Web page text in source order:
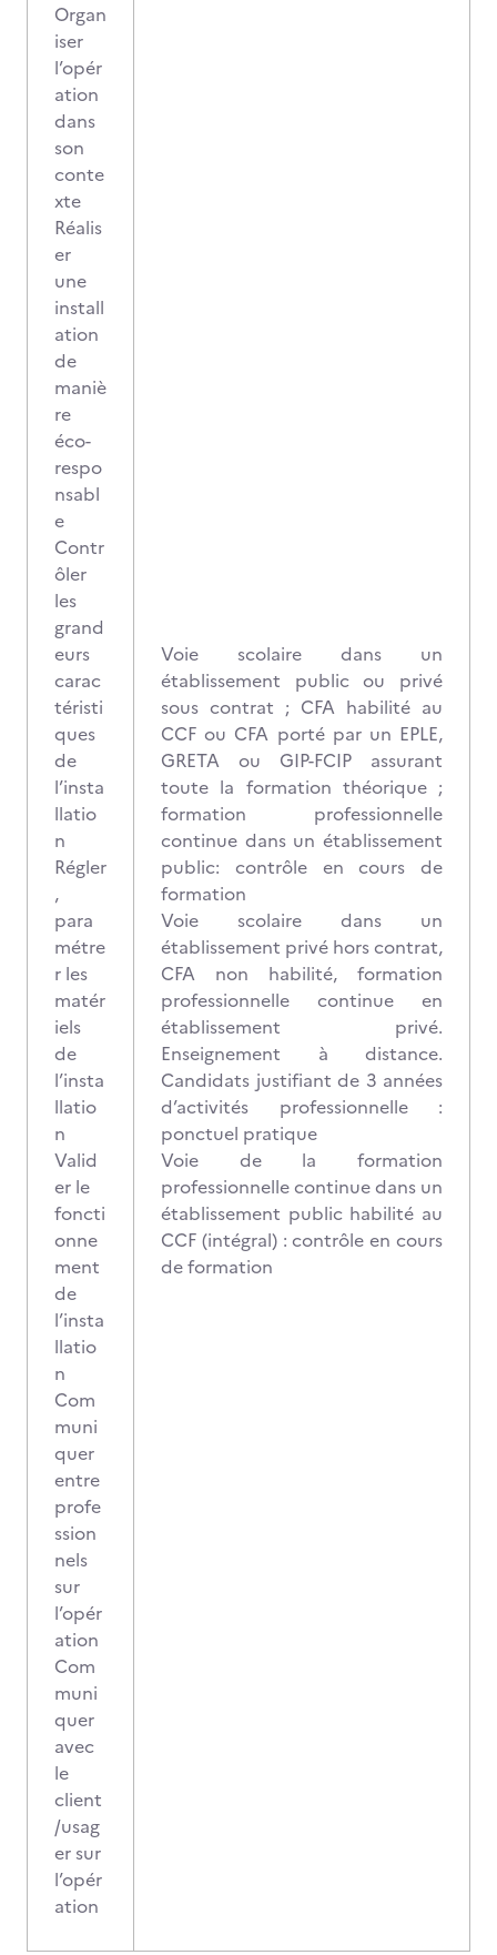
Organ
iser
l’opér
ation
dans
son
conte
xte
Réalis
er
une
install
ation
de
maniè
re
éco-
respo
nsabl
e
Contr
ôler
les
grand
eurs
carac
téristi
ques
de
l’insta
llatio
n
Régler
,
para
métre
r les
matér
iels
de
l’insta
llatio
n
Valid
er le
foncti
onne
ment
de
l’insta
llatio
n
Com
muni
quer
entre
profe
ssion
nels
sur
l’opér
ation
Com
muni
quer
avec
le
client
/usag
er sur
l’opér
ation
Voie scolaire dans un
établissement public ou privé
sous contrat ; CFA habilité au
CCF ou CFA porté par un EPLE,
GRETA ou GIP-FCIP assurant
toute la formation théorique ;
formation professionnelle
continue dans un établissement
public: contrôle en cours de
formation
Voie scolaire dans un
établissement privé hors contrat,
CFA non habilité, formation
professionnelle continue en
établissement privé.
Enseignement à distance.
Candidats justifiant de 3 années
d’activités professionnelle :
ponctuel pratique
Voie de la formation
professionnelle continue dans un
établissement public habilité au
CCF (intégral) : contrôle en cours
de formation